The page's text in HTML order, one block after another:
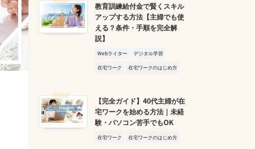
教育訓練給付金で賢くスキル
アップする方法【主婦でも使
える？条件・手順を完全解
説】
Webライター
デジタル学習
在宅ワーク
在宅ワークのはじめ方
【完全ガイド】40代主婦が在
宅ワークを始める方法｜未経
験・パソコン苦手でもOK
在宅ワーク 在宅ワークのはじめ方